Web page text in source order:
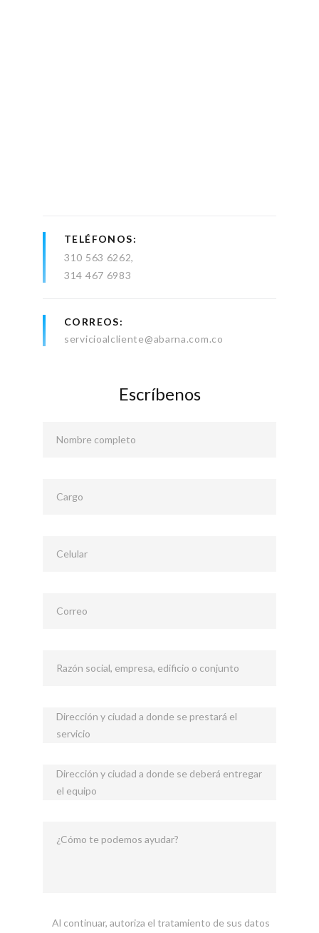
TELÉFONOS
310 563 6262
314 467 6983
CORREOS
servicioalcliente@abarna.com.co
Escríbenos
Nombre completo
Cargo
Celular
Correo
Razón social, empresa, edificio o conjunto
Dirección y ciudad a donde se prestará el
servicio
Dirección y ciudad a donde se deberá entregar
el equipo
¿Cómo te podemos ayudar?
Al continuar, autoriza el tratamiento de sus datos